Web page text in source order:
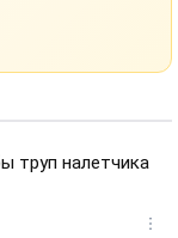
труп налетчика